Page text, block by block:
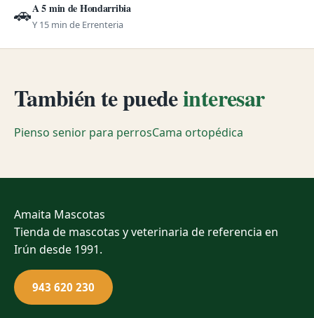
🚗A 5 min de Hondarribia
Y 15 min de Errenteria
También te puedeinteresar
Pienso senior para perrosCama ortopédica
Amaita Mascotas
Tienda de mascotas y veterinaria de referencia en
Irún desde 1991.
943 620 230